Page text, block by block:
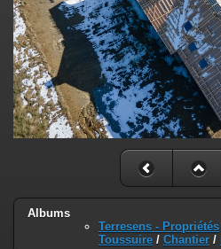
Albums
Terresens - Propriétés
Toussuire / Chantier /